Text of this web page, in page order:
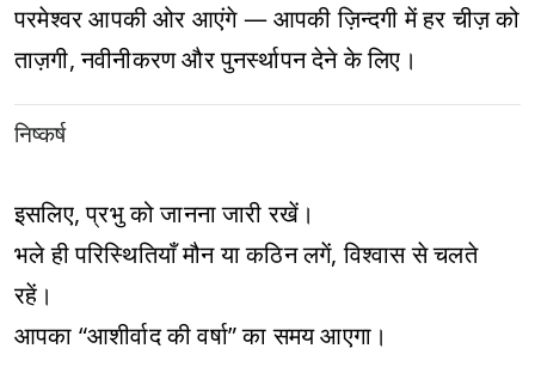
परमेश्वर आपकी ओर आएंगे — आपकी ज़िन्दगी में हर चीज़ को
ताज़गी, नवीनीकरण और पुनर्स्थापन देने के लिए।
निष्कर्ष
इसलिए, प्रभु को जानना जारी रखें।
भले ही परिस्थितियाँ मौन या कठिन लगें, विश्वास से चलते
रहें।
आपका “आशीर्वाद की वर्षा” का समय आएगा।